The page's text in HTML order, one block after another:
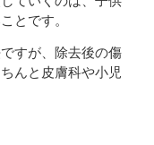
とです。
すが、除去後の傷
んと皮膚科や小児